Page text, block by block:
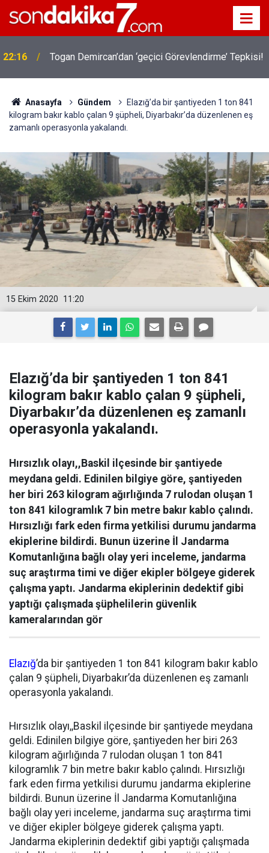
22:16 Togan Demircan’dan ‘geçici Görevlendirme’ Tepkisi!
Anasayfa Gündem
Elazığ’da bir şantiyeden 1 ton 841
kilogram bakır kablo çalan 9 şüpheli, Diyarbakır’da düzenlenen eş
zamanlı operasyonla yakalandı.
11:20
15 Ekim 2020
Elazığ’da bir şantiyeden 1 ton 841
kilogram bakır kablo çalan 9 şüpheli,
Diyarbakır’da düzenlenen eş zamanlı
operasyonla yakalandı.
Hırsızlık olayı,,Baskil ilçesinde bir şantiyede
meydana geldi. Edinilen bilgiye göre, şantiyeden
her biri 263 kilogram ağırlığında 7 rulodan oluşan 1
ton 841 kilogramlık 7 bin metre bakır kablo çalındı.
Hırsızlığı fark eden firma yetkilisi durumu jandarma
ekiplerine bildirdi. Bunun üzerine İl Jandarma
Komutanlığına bağlı olay yeri inceleme, jandarma
suç araştırma timi ve diğer ekipler bölgeye giderek
çalışma yaptı. Jandarma ekiplerinin dedektif gibi
yaptığı çalışmada şüphelilerin güvenlik
kameralarından gör
Elazığ’da bir şantiyeden 1 ton 841 kilogram bakır kablo
çalan 9 şüpheli, Diyarbakır’da düzenlenen eş zamanlı
operasyonla yakalandı.
Hırsızlık olayı,,Baskil ilçesinde bir şantiyede meydana
geldi. Edinilen bilgiye göre, şantiyeden her biri 263
kilogram ağırlığında 7 rulodan oluşan 1 ton 841
kilogramlık 7 bin metre bakır kablo çalındı. Hırsızlığı
fark eden firma yetkilisi durumu jandarma ekiplerine
bildirdi. Bunun üzerine İl Jandarma Komutanlığına
bağlı olay yeri inceleme, jandarma suç araştırma timi
ve diğer ekipler bölgeye giderek çalışma yaptı.
Jandarma ekiplerinin dedektif gibi yaptığı çalışmada